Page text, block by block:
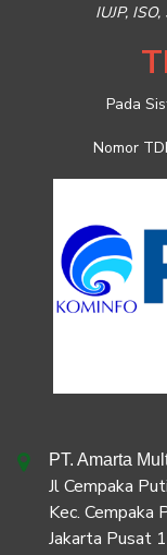
IUJP,
Pada
Nomor
PT. Amarta
Jl Cempaka
Kec. Cempaka
Jakarta Pusat